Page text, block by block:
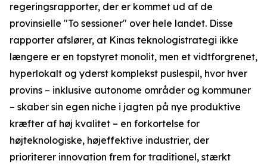
regeringsrapporter, der er kommet ud af de
provinsielle "To sessioner" over hele landet. Disse
rapporter afslører, at Kinas teknologistrategi ikke
længere er en topstyret monolit, men et vidtforgrenet,
hyperlokalt og yderst komplekst puslespil, hvor hver
provins – inklusive autonome områder og kommuner
– skaber sin egen niche i jagten på nye produktive
kræfter af høj kvalitet – en forkortelse for
højteknologiske, højeffektive industrier, der
prioriterer innovation frem for traditionel, stærkt